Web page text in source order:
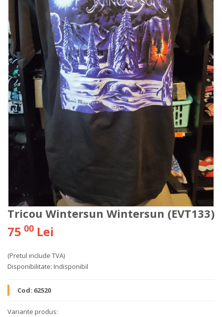
Tricou Wintersun Wintersun (EVT133)
75 00 Lei
(Pretul include TVA)
Disponibilitate: Indisponibil
Cod: 62520
Variante produs: